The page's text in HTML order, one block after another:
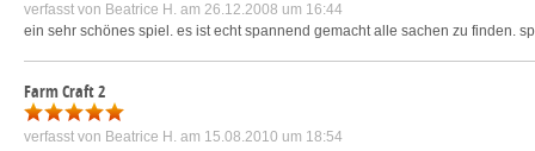
verfasst von Beatrice H. am 26.12.2008 um 16:44
ein sehr schönes spiel. es ist echt spannend gemacht alle sachen zu finden.
Farm Craft 2
verfasst von Beatrice H. am 15.08.2010 um 18:54